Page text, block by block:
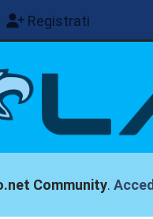
Registrati
Community.